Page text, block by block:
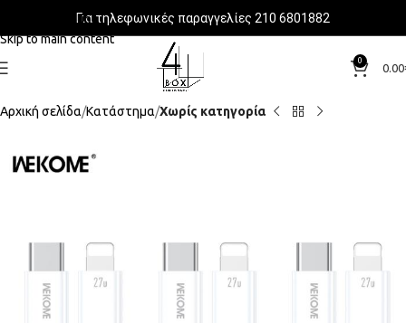
Skip to navigation
Skip to main content
Για τηλεφωνικές παραγγελίες 210 6801882
0
0.00
Αρχική σελίδα Κατάστημα Χωρίς κατηγορία